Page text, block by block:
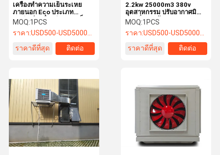
2.2kw 25000m3 380v
อุตสาหกรรม ปรับอากาศมิ
ชอบสิ่งแวดล้อม
MOQ:1PCS
ราคา:USD500-USD5000/SET
ราคาดีที่สุด
ติดต่อ
เครื่องทําความเย็นระเหย
ภายนอก Eco ประเภท
พาณิชย์ เครื่องทําความเย็น
อากาศน้ําอุตสาหกรรม
MOQ:1PCS
ราคา:USD500-USD5000/SET
ราคาดีที่สุด
ติดต่อ